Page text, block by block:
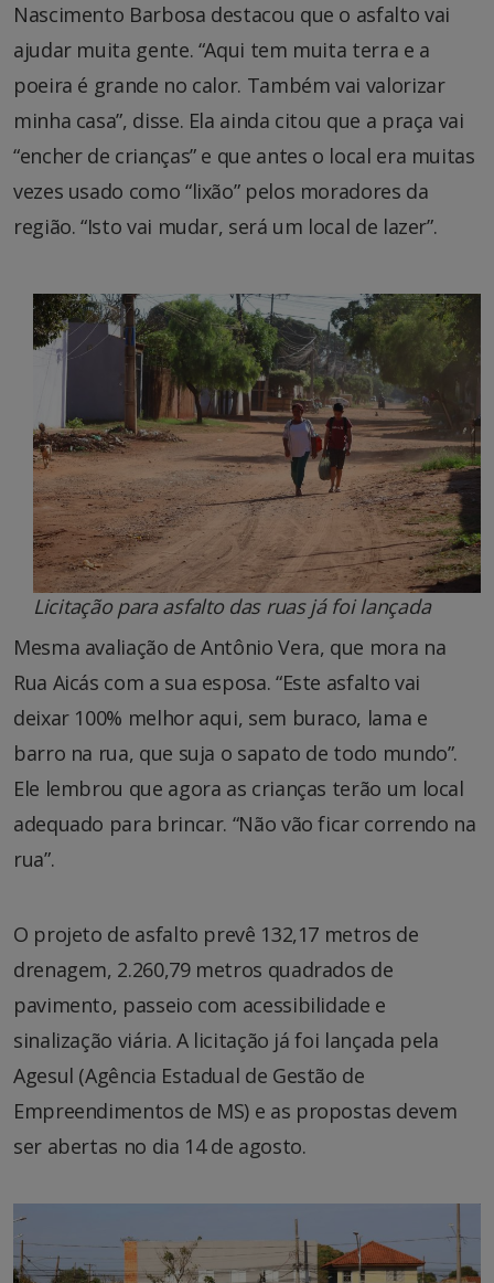
Nascimento Barbosa destacou que o asfalto vai
ajudar muita gente. “Aqui tem muita terra e a
poeira é grande no calor. Também vai valorizar
minha casa”, disse. Ela ainda citou que a praça vai
“encher de crianças” e que antes o local era muitas
vezes usado como “lixão” pelos moradores da
região. “Isto vai mudar, será um local de lazer”.
Licitação para asfalto das ruas já foi lançada
Mesma avaliação de Antônio Vera, que mora na
Rua Aicás com a sua esposa. “Este asfalto vai
deixar 100% melhor aqui, sem buraco, lama e
barro na rua, que suja o sapato de todo mundo”.
Ele lembrou que agora as crianças terão um local
adequado para brincar. “Não vão ficar correndo na
rua”.
O projeto de asfalto prevê 132,17 metros de
drenagem, 2.260,79 metros quadrados de
pavimento, passeio com acessibilidade e
sinalização viária. A licitação já foi lançada pela
Agesul (Agência Estadual de Gestão de
Empreendimentos de MS) e as propostas devem
ser abertas no dia 14 de agosto.